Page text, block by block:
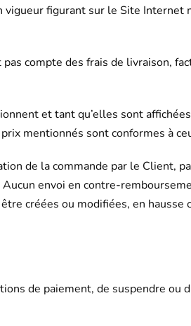
figurant sur le Site Internet
compte des frais de livraison,
et tant qu’elles sont
mentionnés sont conformes à
de la commande par le Client,
envoi en contre-
créées ou modifiées, en hausse
de paiement, de suspendre ou